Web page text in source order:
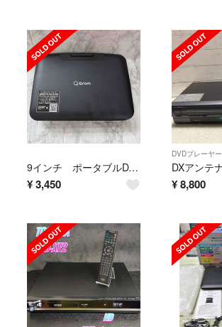
9インチ ポータブルDVDプレイヤー Qriom リモコン付き 中古
¥3,450
DVDプレーヤー
¥ 8,800